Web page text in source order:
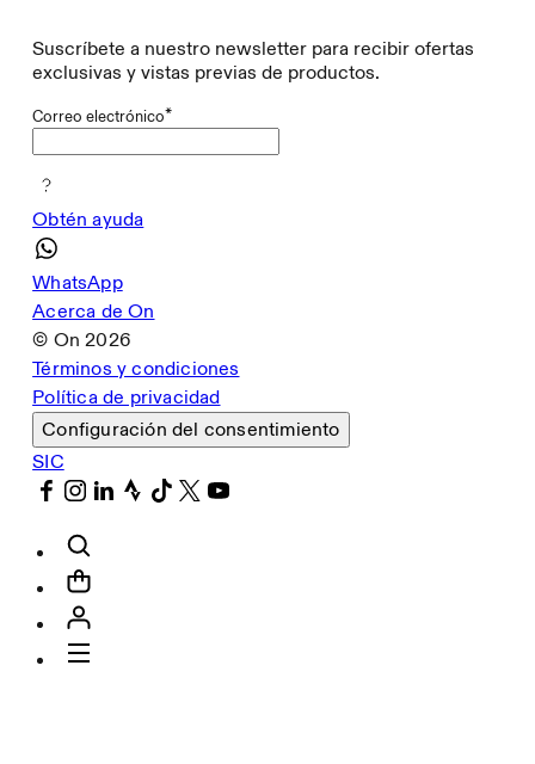
Suscríbete a nuestro newsletter para recibir ofertas
exclusivas y vistas previas de productos.
Correo electrónico*
Obtén ayuda
WhatsApp
Acerca de On
© On2026
Términos y condiciones
Política de privacidad
Configuración del consentimiento
SIC